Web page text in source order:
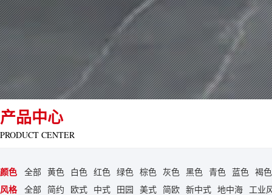
产品中心
PRODUCT CENTER
颜色 全部 黄色 白色 红色 绿色 棕色 灰色 黑色 青色 蓝色
褐色
风格
全部 简约 欧式 中式 田园 美式 简欧 新中式 地中海
工业